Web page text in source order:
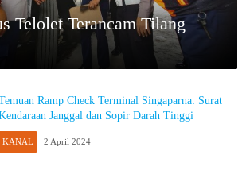
Telolet Terancam Tilang
Ramp Check Terminal Singaparna: Surat
Janggal dan Sopir Darah Tinggi
KANAL 2 April 2024